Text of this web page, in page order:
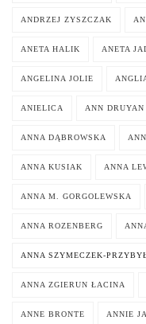
ANDRZEJ ZYSZCZAK
ANETA HALIK ANETA
ANGELINA JOLIE
ANIELICA ANN DRUYAN
ANNA DĄBROWSKA
ANNA KUSIAK ANNA
ANNA M. GORGOLEWSKA
ANNA ROZENBERG
ANNA SZYMECZEK-
ANNA ZGIERUN ŁACINA
ANNE BRONTE ANNIE